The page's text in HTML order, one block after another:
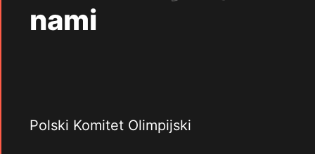
nami
Polski Komitet Olimpijski